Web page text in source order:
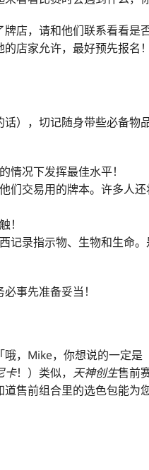
店，请和他们联系看看是
店家允许，最好预先报名！
），切记随身带些必备物
情况下发挥最佳水平！
们交易用的牌本。许多人
！
录指示物、生物和生命。
事先准备妥当！
，Mike，你想说的一定是
卡！）类似， 天神创生售前
道售前组合里的选色包能为